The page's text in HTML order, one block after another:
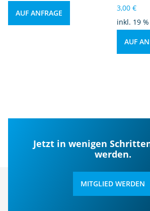
AUF ANFRAGE
3,00€
inkl. 19
AUF
Jetzt in wenigen
werden.
MITGLIED WERDEN